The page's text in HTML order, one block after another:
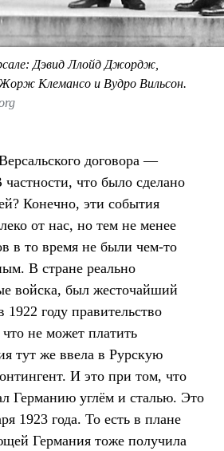
Дэвид Ллойд Джордж,
Клемансо и Вудро Вильсон.
договора —
что было сделано
Конечно, эти события
от нас, но тем не менее
в то время не были чем-то
В стране реально
войска, был жесточайший
1922 году правительство
не может платить
тут же ввела в Рурскую
И это при том, что
Германию углём и сталью. Это
1923 года. То есть в плане
Германия тоже получила